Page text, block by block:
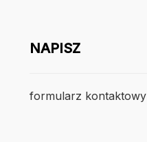
NAPISZ
formularz kontaktowy